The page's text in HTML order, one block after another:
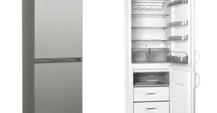
Ремонт микроволновок